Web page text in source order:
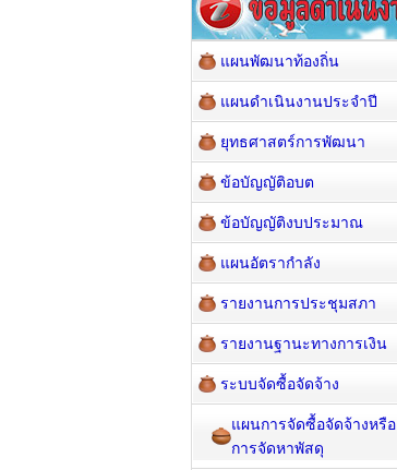
แผนพัฒนาท้องถิ่น
แผนดำเนินงานประจำปี
ยุทธศาสตร์การพัฒนา
ข้อบัญญัติอบต
ข้อบัญญัติงบประมาณ
แผนอัตรากำลัง
รายงานการประชุมสภา
รายงานฐานะทางการเงิน
ระบบจัดซื้อจัดจ้าง
แผนการจัดซื้อจัดจ้างหรือ
การจัดหาพัสดุ